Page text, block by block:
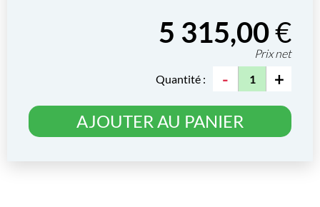
5 315,00€
Prix net
Quantité : - +
AJOUTER AU PANIER